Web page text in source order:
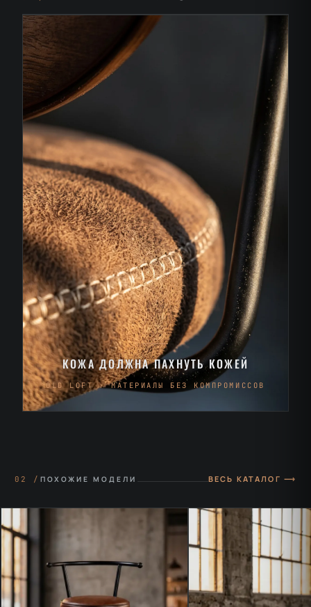
КОЖА ДОЛЖНА ПАХНУТЬ КОЖЕЙ
OLD LOFT · МАТЕРИАЛЫ БЕЗ КОМПРОМИССОВ
02 / ПОХОЖИЕ МОДЕЛИ ВЕСЬ КАТАЛОГ ⟶